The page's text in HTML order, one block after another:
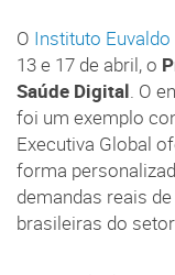
O Instituto Euvaldo
13 e 17 de abril, o
Saúde Digital. O
foi um exemplo
Executiva Global
forma
demandas reais
brasileiras do